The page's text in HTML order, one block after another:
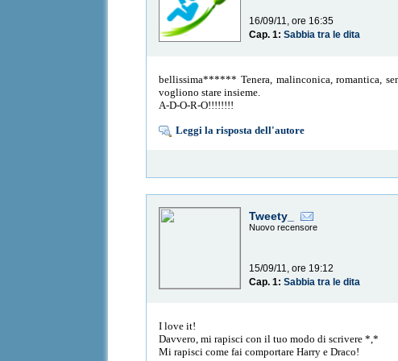
16/09/11, ore 16:35
Cap. 1:Sabbia tra le dita
bellissima****** Tenera, malinconica, romantica,
vogliono stare insieme.
A-D-O-R-O!!!!!!!!
Leggi la risposta dell'autore
Tweety_
Nuovo recensore
15/09/11, ore 19:12
Cap. 1:Sabbia tra le dita
I love it!
Davvero, mi rapisci con il tuo modo di scrivere *,*
Mi rapisci come fai comportare Harry e Draco!